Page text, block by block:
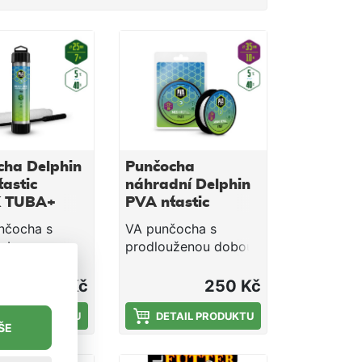
Delphin
TUBA+
/ 7m - s
rozpadu
nebo při lovu
hloubkách,
klesá
ke dnu.
225 Kč
PRODUKTU
Punčocha
náhradní Delphin
PVA n´tastic
QUICK / 10m -
35mm
VA punčocha s
prodlouženou dobou
lov během teplejších
měsíců, nebo při lovu
ve větších hloubkách,
déle ke dnu. Jedná se
250 Kč
DETAIL PRODUKTU